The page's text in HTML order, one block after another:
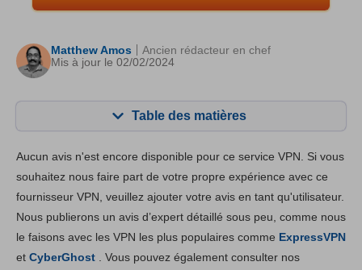
Matthew Amos
Mis à jour le 02/02/2024
Ancien rédacteur en chef
Table des matières
Fonctionnalités principales 8.2
Installation et Apps 8.4
Fiabilité & support 8.4
Aucun avis n'est encore disponible pour ce service VPN. Si vous
souhaitez nous faire part de votre propre expérience avec ce
fournisseur VPN, veuillez ajouter votre avis en tant qu'utilisateur.
Nous publierons un avis d’expert détaillé sous peu, comme nous
le faisons avec les VPN les plus populaires comme ExpressVPN
et CyberGhost . Vous pouvez également consulter nos